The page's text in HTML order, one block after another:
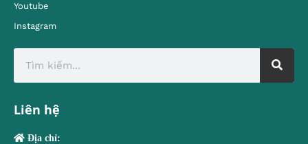
Youtube
Instagram
Liên hệ
Địa chỉ: